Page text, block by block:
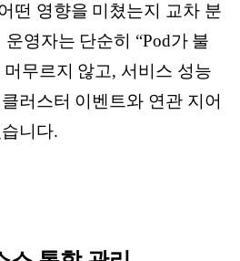
떤 영향을 미쳤는지 교차 분
영자는 단순히 “Pod가 불
무르지 않고, 서비스 성능
러스터 이벤트와 연관 지어
니다.